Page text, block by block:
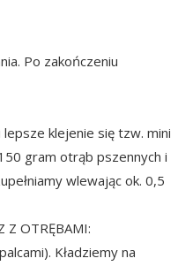
Po zakończeniu
klejenie się tzw. mini
gram otrąb pszennych i
wlewając ok. 0,5
Z OTRĘBAMI:
Kładziemy na